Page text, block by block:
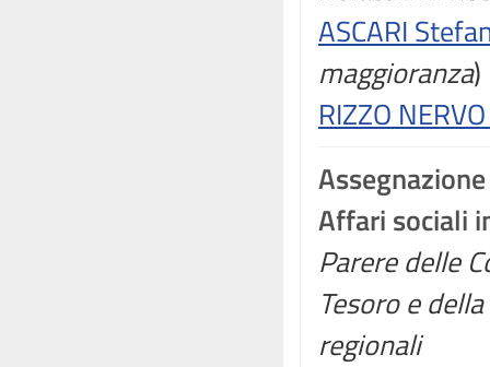
ASCARI
maggioranza)
RIZZO
Assegnazione
Affari sociali
Parere delle
Tesoro e
regionali